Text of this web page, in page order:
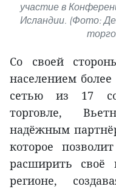
участие в
Исландии. (Фото:
Со своей
населением
сетью из 17
торговле,
надёжным
которое
расширить
регионе,